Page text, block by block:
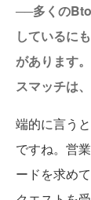
──多くの
しているに
があります
スマッチは
端的に言う
ですね。営
ードを求め